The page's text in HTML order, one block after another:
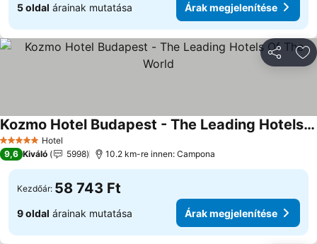
5 oldal árainak mutatása Árak megjelenítése
5 KategóriaHotel
Kozmo Hotel Budapest - The Leading Hotels Of The World
Árak megjelenítése
9,6 Kiváló 5998 10.2 km-re innen: Campona
Kezdőár: 58 743 Ft
9 oldal árainak mutatása Árak megjelenítése